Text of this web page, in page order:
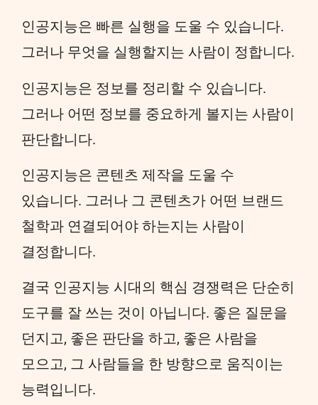
인공지능은 빠른 실행을 도울 수 있습니다.
그러나 무엇을 실행할지는 사람이 정합니다.
인공지능은 정보를 정리할 수 있습니다.
그러나 어떤 정보를 중요하게 볼지는 사람이
판단합니다.
인공지능은 콘텐츠 제작을 도울 수
있습니다. 그러나 그 콘텐츠가 어떤 브랜드
철학과 연결되어야 하는지는 사람이
결정합니다.
결국 인공지능 시대의 핵심 경쟁력은 단순히
도구를 잘 쓰는 것이 아닙니다. 좋은 질문을
던지고, 좋은 판단을 하고, 좋은 사람을
모으고, 그 사람들을 한 방향으로 움직이는
능력입니다.